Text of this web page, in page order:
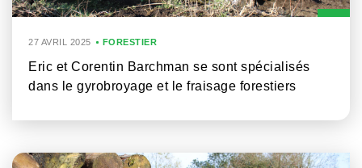
27 AVRIL 2025 FORESTIER
Eric et Corentin Barchman se sont spécialisés
dans le gyrobroyage et le fraisage forestiers